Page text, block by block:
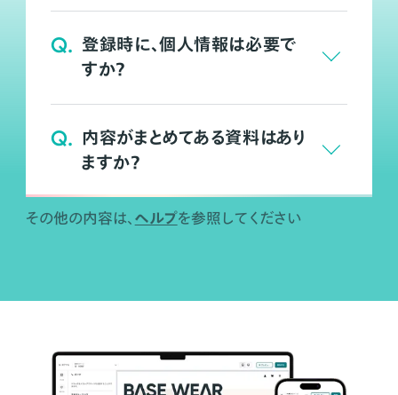
Q. 登録時に、個人情報は必要で
すか？
Q. 内容がまとめてある資料はあり
ますか？
その他の内容は、 ヘルプを参照してください